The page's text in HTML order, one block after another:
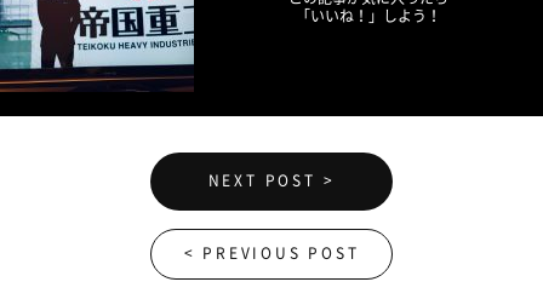
「いいね！」しよう！
NEXT POST >
< PREVIOUS POST